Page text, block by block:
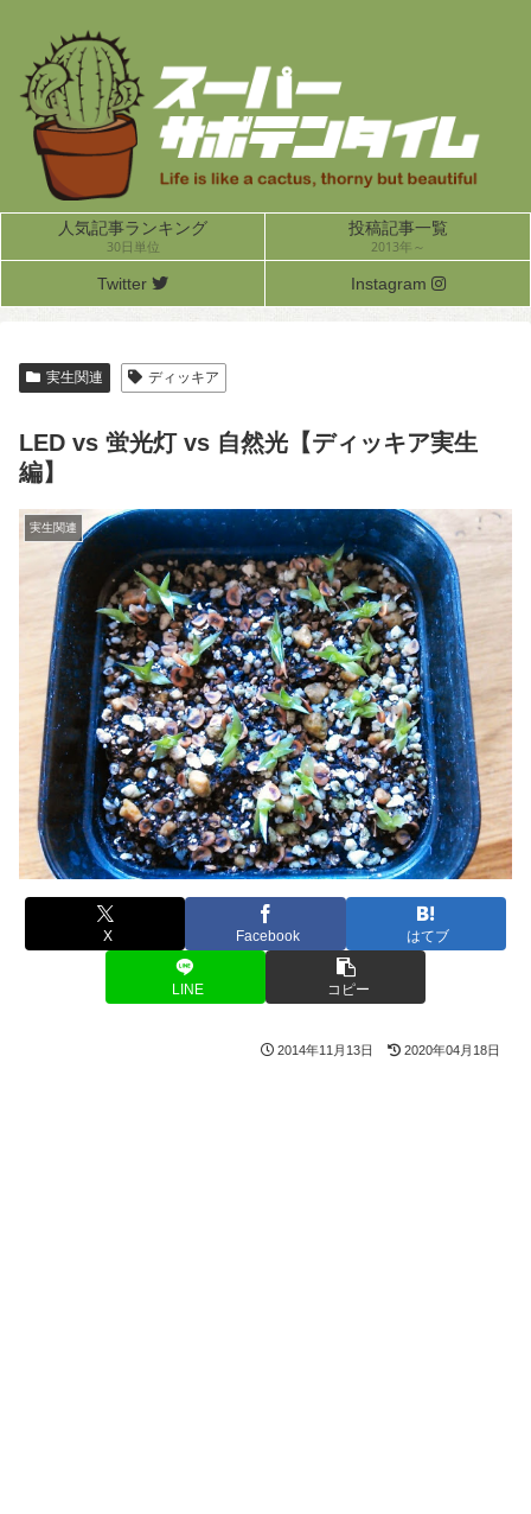
人気記事ランキング
30日単位
投稿記事一覧
2013年～
Twitter Instagram
実生関連 ディッキア
LED vs 蛍光灯 vs 自然光【ディッキア実生
編】
実生関連
X Facebook はてブ
LINE コピー
2014年11月13日 2020年04月18日